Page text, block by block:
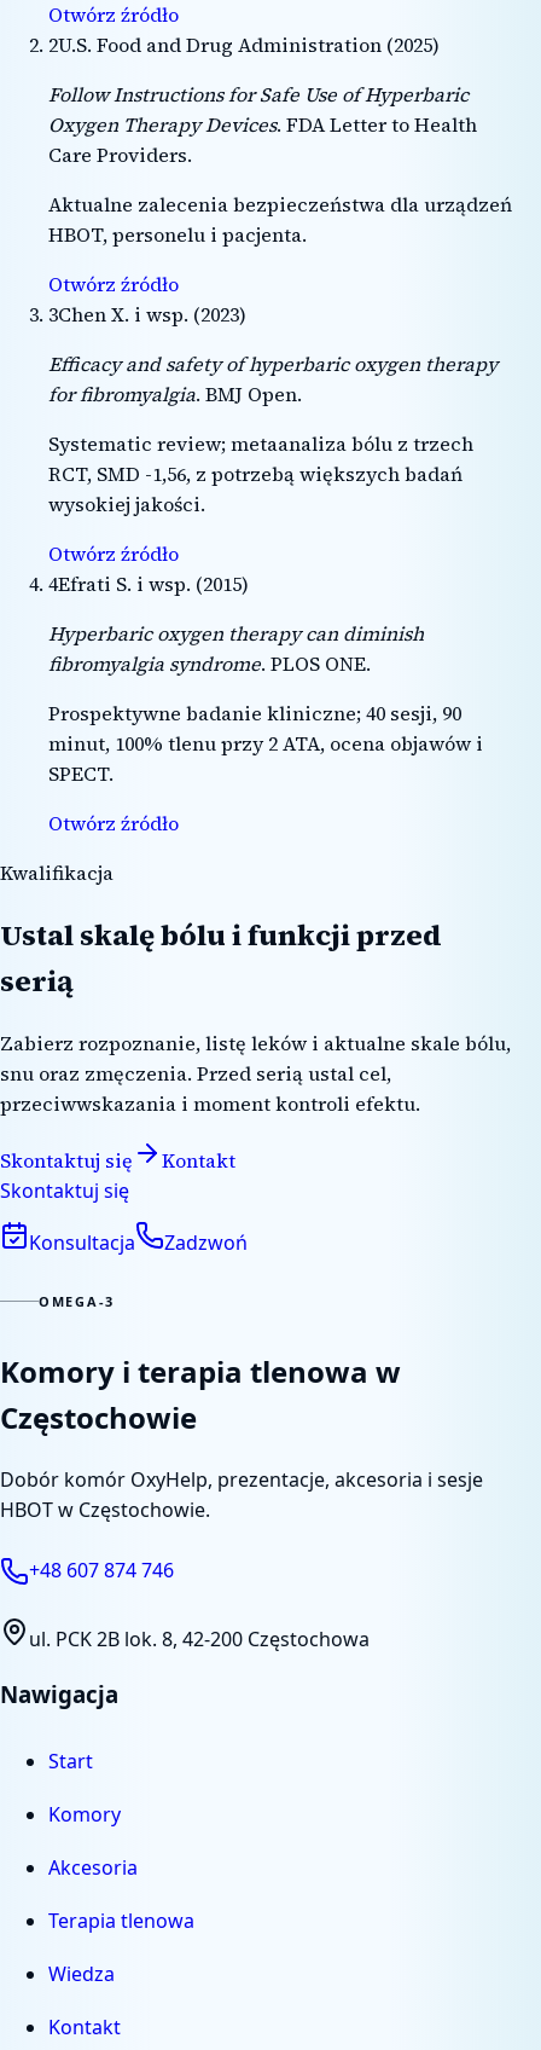
Otwórz źródło
2U.S. Food and Drug Administration (2025)
Follow Instructions for Safe Use of Hyperbaric
Oxygen Therapy Devices. FDA Letter to Health
Care Providers.
Aktualne zalecenia bezpieczeństwa dla urządzeń
HBOT, personelu i pacjenta.
Otwórz źródło
3Chen X. i wsp. (2023)
Efficacy and safety of hyperbaric oxygen therapy
for fibromyalgia. BMJ Open.
Systematic review; metaanaliza bólu z trzech
RCT, SMD -1,56, z potrzebą większych badań
wysokiej jakości.
Otwórz źródło
4Efrati S. i wsp. (2015)
Hyperbaric oxygen therapy can diminish
fibromyalgia syndrome. PLOS ONE.
Prospektywne badanie kliniczne; 40 sesji, 90
minut, 100% tlenu przy 2 ATA, ocena objawów i
SPECT.
Otwórz źródło
Kwalifikacja
Ustal skalę bólu i funkcji przed
serią
Zabierz rozpoznanie, listę leków i aktualne skale bólu,
snu oraz zmęczenia. Przed serią ustal cel,
przeciwwskazania i moment kontroli efektu.
Skontaktuj się
Kontakt
Skontaktuj się
Konsultacja
Zadzwoń
OMEGA-3
Komory i terapia tlenowa w
Częstochowie
Dobór komór OxyHelp, prezentacje, akcesoria i sesje
HBOT w Częstochowie.
+48 607 874 746
ul. PCK 2B lok. 8, 42-200 Częstochowa
Nawigacja
Start
Komory
Akcesoria
Terapia tlenowa
Wiedza
Kontakt